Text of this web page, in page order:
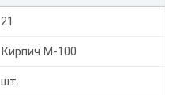
21
Кирпич М-100
шт.